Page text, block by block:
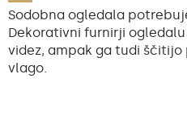
Sodobna ogledala
Dekorativni furnirji
videz, ampak ga tudi ščitijo
vlago.